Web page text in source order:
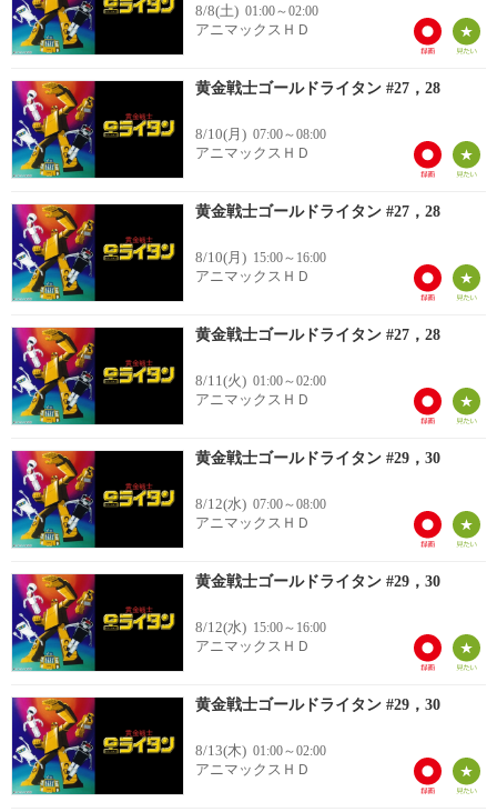
8/8(土) 01:00～02:00
アニマックスＨＤ
黄金戦士ゴールドライタン #27，28
8/10(月) 07:00～08:00
アニマックスＨＤ
黄金戦士ゴールドライタン #27，28
8/10(月) 15:00～16:00
アニマックスＨＤ
黄金戦士ゴールドライタン #27，28
8/11(火) 01:00～02:00
アニマックスＨＤ
黄金戦士ゴールドライタン #29，30
8/12(水) 07:00～08:00
アニマックスＨＤ
黄金戦士ゴールドライタン #29，30
8/12(水) 15:00～16:00
アニマックスＨＤ
黄金戦士ゴールドライタン #29，30
8/13(木) 01:00～02:00
アニマックスＨＤ